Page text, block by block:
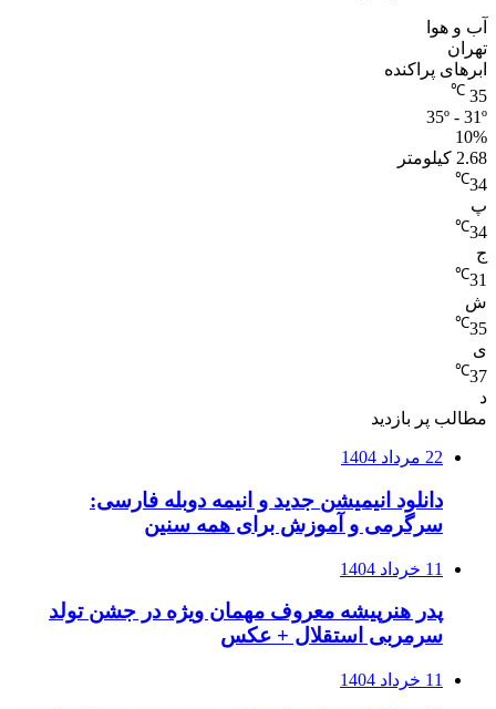
آب و هوا
تهران
ابرهای پراکنده
35
℃
35º - 31º
10%
2.68 کیلومتر
34
℃
پ
34
℃
ج
31
℃
ش
35
℃
ی
37
℃
د
مطالب پر بازدید
22 مرداد 1404
دانلود انیمیشن جدید و انیمه دوبله فارسی:
سرگرمی و آموزش برای همه سنین
11 خرداد 1404
پدر هنرپیشه معروف مهمان ویژه در جشن تولد
سرمربی استقلال + عکس
11 خرداد 1404